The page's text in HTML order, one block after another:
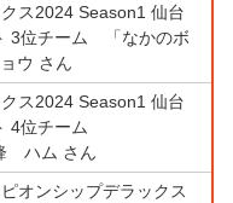
ス2024 Season1 仙台
3位チーム 「なかのボ
ウ さん
ス2024 Season1 仙台
4位チーム
ハム さん
オンシップデラックス